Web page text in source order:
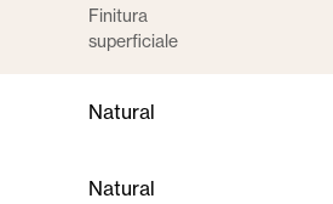
Finitura
superficiale
Natural
Natural